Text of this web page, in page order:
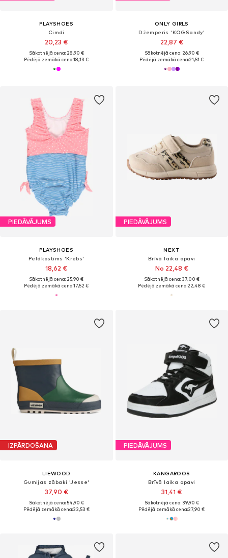
PLAYSHOES
Cimdi
20,23 €
Sākotnējā cena: 28,90 €
Pēdējā zemākā cena:18,13 €
ONLY GIRLS
Džemperis 'KOGSandy'
22,87 €
Sākotnējā cena: 26,90 €
Pēdējā zemākā cena:21,51 €
PIEDĀVĀJUMS
PLAYSHOES
Peldkostīms 'Krebs'
18,62 €
Sākotnējā cena: 25,90 €
Pēdējā zemākā cena:17,52 €
PIEDĀVĀJUMS
NEXT
Brīvā laika apavi
No 22,48 €
Sākotnējā cena: 37,00 €
Pēdējā zemākā cena:22,48 €
IZPĀRDOŠANA
LIEWOOD
Gumijas zābaki 'Jesse'
37,90 €
Sākotnējā cena: 54,90 €
Pēdējā zemākā cena:33,53 €
PIEDĀVĀJUMS
KANGAROOS
Brīvā laika apavi
31,41 €
Sākotnējā cena: 39,90 €
Pēdējā zemākā cena:27,90 €